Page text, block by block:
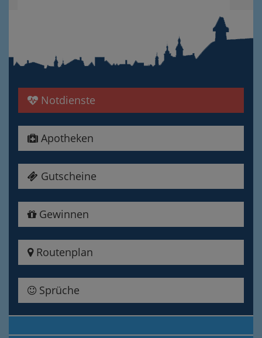
Notdienste
Apotheken
Gutscheine
Gewinnen
Routenplan
Sprüche